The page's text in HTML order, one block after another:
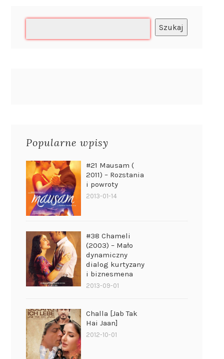
Szukaj
Popularne wpisy
#21 Mausam (
2011) – Rozstania
i powroty
2013-01-14
#38 Chameli
(2003) – Mało
dynamiczny
dialog kurtyzany
i biznesmena
2013-09-01
Challa [Jab Tak
Hai Jaan]
2012-10-01